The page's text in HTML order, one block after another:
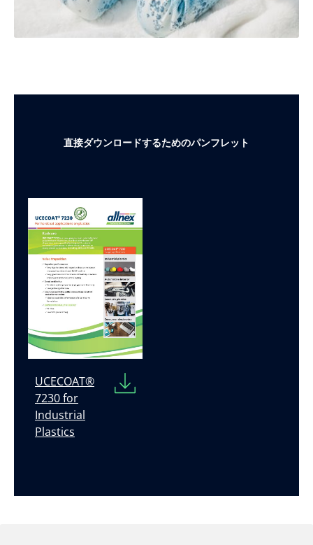
直接ダウンロードするためのパンフレット
UCECOAT®
7230 for
Industrial
Plastics